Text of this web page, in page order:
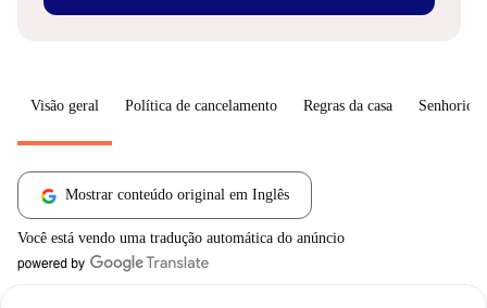
Visão geral Política de cancelamento Regras da casa Senhorio
Mostrar conteúdo original em Inglês
Você está vendo uma tradução automática do anúncio